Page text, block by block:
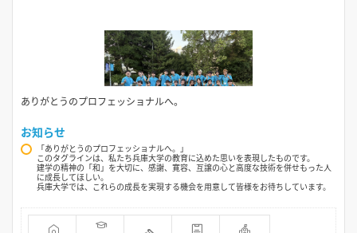
ありがとうのプロフェッショナルへ。
お知らせ
「ありがとうのプロフェッショナルへ。」
このタグラインは、私たち兵庫大学の教育に込めた思いを表現したものです。
建学の精神の「和」を大切に、感謝、寛容、互譲の心と高度な技術を併せもった人
に成長してほしい。
兵庫大学では、これらの成長を実現する機会を用意して皆様をお待ちしています。